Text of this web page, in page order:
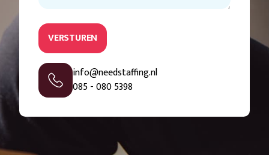
VERSTUREN
info@needstaffing.nl
085 - 080 5398